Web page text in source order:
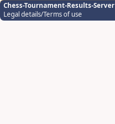
Chess-Tournament-Results-Server
Legal details/Terms of use